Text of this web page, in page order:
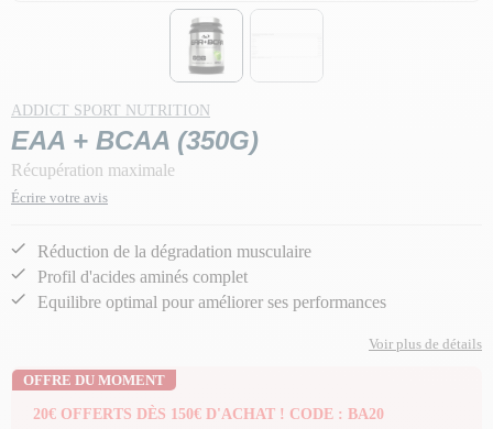
ADDICT SPORT NUTRITION
EAA + BCAA (350G)
Récupération maximale
Écrire votre avis
Réduction de la dégradation musculaire
Profil d'acides aminés complet
Equilibre optimal pour améliorer ses performances
Voir plus de détails
OFFRE DU MOMENT
20€ OFFERTS DÈS 150€ D'ACHAT ! CODE : BA20